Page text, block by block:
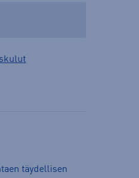
täydellisen